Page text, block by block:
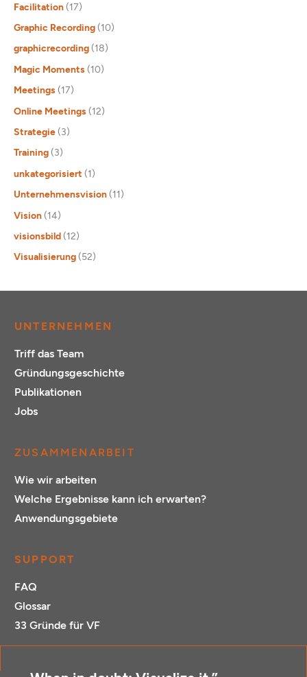
Facilitation (17)
Graphic Recording (10)
graphicrecording (18)
Magic Moments (10)
Meetings (17)
Online Meetings (12)
Strategie (3)
Training (3)
unkategorisiert (1)
Unternehmensvision (11)
Vision (14)
visionsbild (12)
Visualisierung (52)
UNTERNEHMEN
Triff das Team
Gründungsgeschichte
Publikationen
Jobs
ZUSAMMENARBEIT
Wie wir arbeiten
Welche Ergebnisse kann ich erwarten?
Anwendungsgebiete
SUPPORT
FAQ
Glossar
33 Gründe für VF